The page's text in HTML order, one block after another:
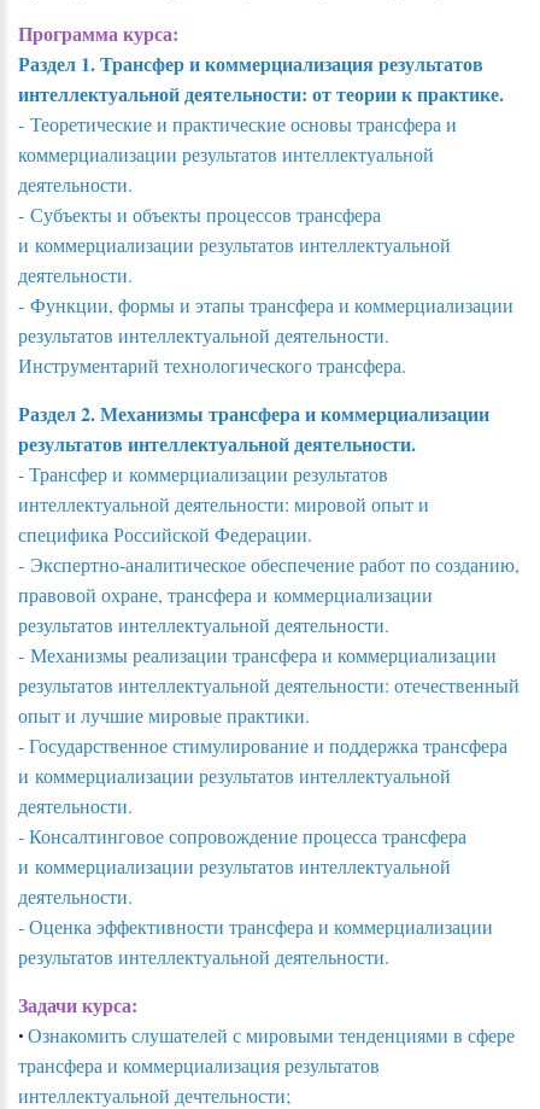
Программа курса:
Раздел 1. Трансфер и коммерциализация результатов
интеллектуальной деятельности: от теории к практике.
- Теоретические и практические основы трансфера и
коммерциализации результатов интеллектуальной
деятельности.
- Субъекты и объекты процессов трансфера
и коммерциализации результатов интеллектуальной
деятельности.
- Функции, формы и этапы трансфера и коммерциализации
результатов интеллектуальной деятельности.
Инструментарий технологического трансфера.
Раздел 2. Механизмы трансфера и коммерциализации
результатов интеллектуальной деятельности.
- Трансфер и коммерциализации результатов
интеллектуальной деятельности: мировой опыт и
специфика Российской Федерации.
- Экспертно-аналитическое обеспечение работ по созданию,
правовой охране, трансфера и коммерциализации
результатов интеллектуальной деятельности.
- Механизмы реализации трансфера и коммерциализации
результатов интеллектуальной деятельности: отечественный
опыт и лучшие мировые практики.
- Государственное стимулирование и поддержка трансфера
и коммерциализации результатов интеллектуальной
деятельности.
- Консалтинговое сопровождение процесса трансфера
и коммерциализации результатов интеллектуальной
деятельности.
- Оценка эффективности трансфера и коммерциализации
результатов интеллектуальной деятельности.
Задачи курса:
• Ознакомить слушателей с мировыми тенденциями в сфере
трансфера и коммерциализация результатов
интеллектуальной дечтельности;